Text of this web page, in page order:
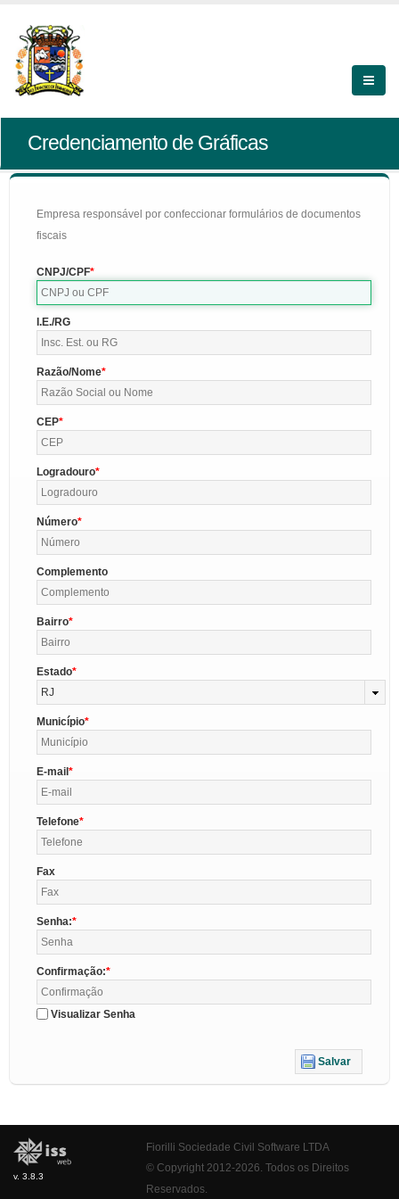
Credenciamento de Gráficas
Empresa responsável por confeccionar formulários de documentos
fiscais
CNPJ/CPF
I.E./RG
Razão/Nome
CEP
Logradouro
Número
Complemento
Bairro
Estado
RJ
Município
E-mail
Telefone
Fax
Senha:
Confirmação:
Visualizar Senha
Salvar
v. 3.8.3
Fiorilli Sociedade Civil Software LTDA
© Copyright 2012-2026. Todos os Direitos
Reservados.